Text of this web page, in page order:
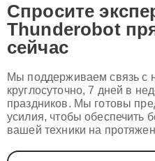
Спросите
Thunderobot
сейчас
Мы поддерживаем связь с
круглосуточно, 7 дней в
праздников. Мы готовы
усилия, чтобы обеспечить
вашей техники на